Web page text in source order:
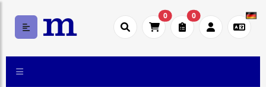
0 0